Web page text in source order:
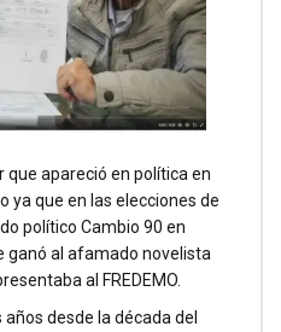
que apareció en política en
ya que en las elecciones de
político Cambio 90 en
ganó al afamado novelista
al FREDEMO.
desde la década del